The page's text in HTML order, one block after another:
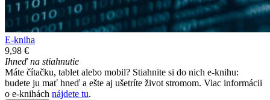
E-kniha
9,98 €
Ihneď na stiahnutie
Máte čítačku, tablet alebo mobil? Stiahnite si do nich e-knihu:
budete ju mať hneď a ešte aj ušetríte život stromom. Viac informácii
o e-knihách nájdete tu.